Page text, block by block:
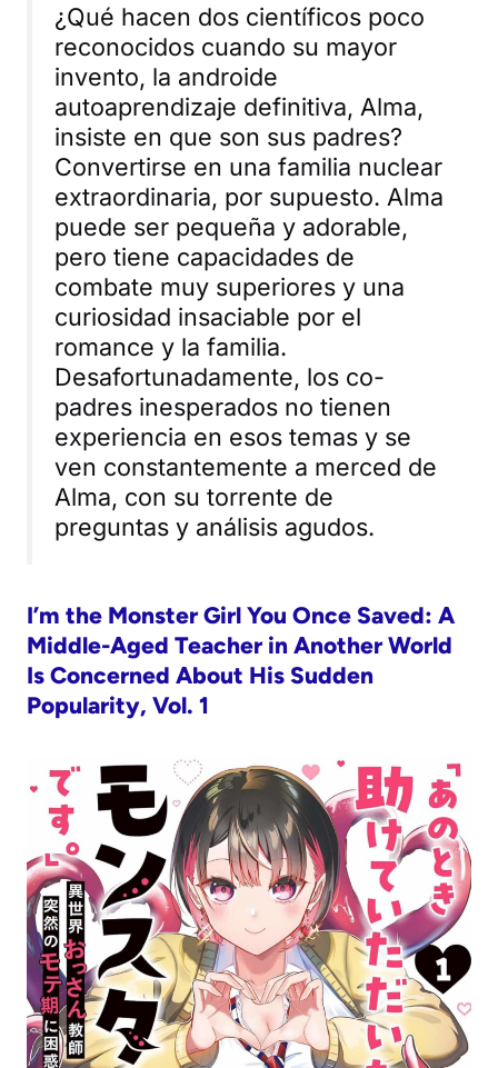
¿Qué hacen dos científicos poco
reconocidos cuando su mayor
invento, la androide
autoaprendizaje definitiva, Alma,
insiste en que son sus padres?
Convertirse en una familia nuclear
extraordinaria, por supuesto. Alma
puede ser pequeña y adorable,
pero tiene capacidades de
combate muy superiores y una
curiosidad insaciable por el
romance y la familia.
Desafortunadamente, los co-
padres inesperados no tienen
experiencia en esos temas y se
ven constantemente a merced de
Alma, con su torrente de
preguntas y análisis agudos.
I’m the Monster Girl You Once Saved: A
Middle-Aged Teacher in Another World
Is Concerned About His Sudden
Popularity, Vol. 1